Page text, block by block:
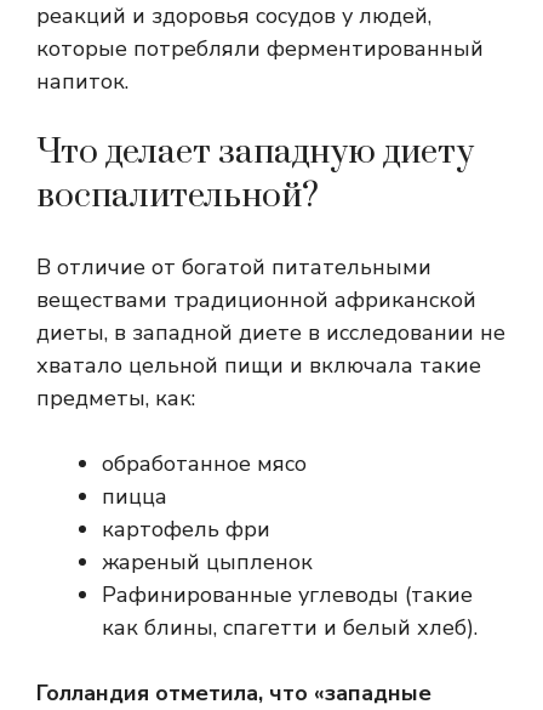
реакций и здоровья сосудов у людей,
которые потребляли ферментированный
напиток.
Что делает западную диету
воспалительной?
В отличие от богатой питательными
веществами традиционной африканской
диеты, в западной диете в исследовании не
хватало цельной пищи и включала такие
предметы, как:
обработанное мясо
пицца
картофель фри
жареный цыпленок
Рафинированные углеводы (такие
как блины, спагетти и белый хлеб).
Голландия отметила, что «западные